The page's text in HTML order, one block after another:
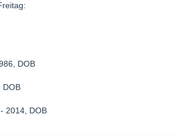
DOB
DOB
- 2014, DOB